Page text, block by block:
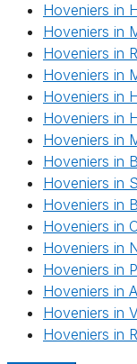
Hoveniers in
Hoveniers in
Hoveniers in
Hoveniers in
Hoveniers in
Hoveniers in
Hoveniers in
Hoveniers in
Hoveniers in
Hoveniers in
Hoveniers in
Hoveniers in
Hoveniers in
Hoveniers in
Hoveniers in
Hoveniers in